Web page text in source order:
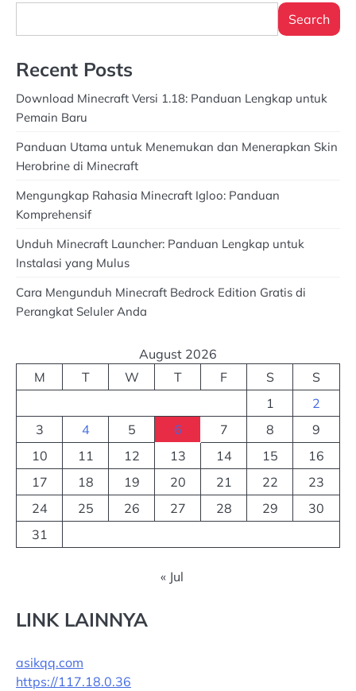
Search
Recent Posts
Download Minecraft Versi 1.18: Panduan Lengkap untuk
Pemain Baru
Panduan Utama untuk Menemukan dan Menerapkan Skin
Herobrine di Minecraft
Mengungkap Rahasia Minecraft Igloo: Panduan
Komprehensif
Unduh Minecraft Launcher: Panduan Lengkap untuk
Instalasi yang Mulus
Cara Mengunduh Minecraft Bedrock Edition Gratis di
Perangkat Seluler Anda
August 2026
M
T W T F S
S
1
2
3
4 5 6 7 8
9
10
11 12 13 14 15
16
17
18 19 20 21 22
23
24
25 26 27 28 29
30
31
« Jul
LINK LAINNYA
asikqq.com
https://117.18.0.36